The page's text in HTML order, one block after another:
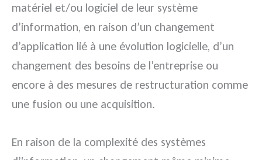
matériel et/ou logiciel de leur système
d’information, en raison d’un changement
d’application lié à une évolution logicielle, d’un
changement des besoins de l’entreprise ou
encore à des mesures de restructuration comme
une fusion ou une acquisition.
En raison de la complexité des systèmes